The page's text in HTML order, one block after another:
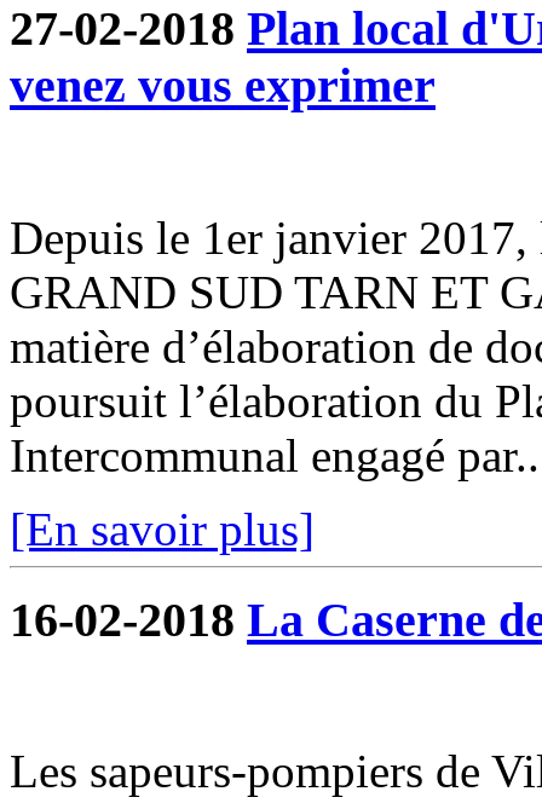
27-02-2018 Plan local
venez vous exprimer
Depuis le 1er janvier 2017,
GRAND SUD TARN ET
matière d’élaboration de
poursuit l’élaboration du
Intercommunal engagé
[En savoir plus]
16-02-2018 La Caserne
Les sapeurs-pompiers de